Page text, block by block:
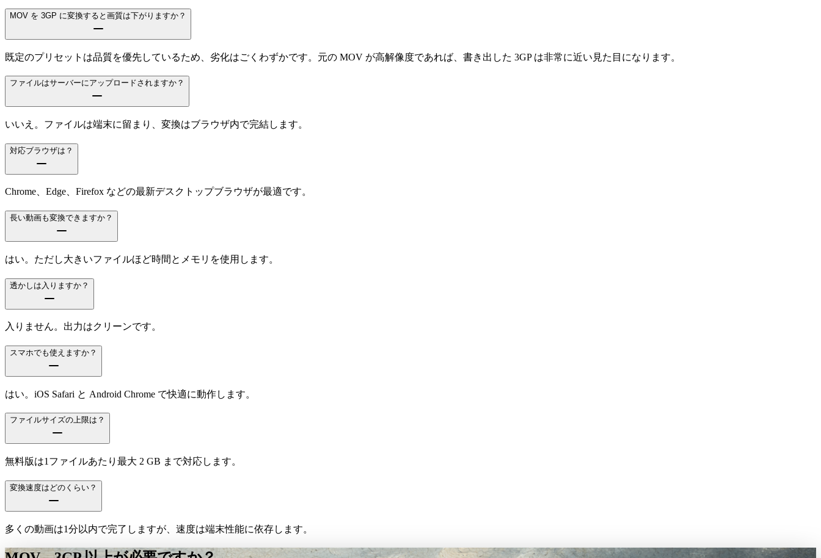
MOV を 3GP に変換すると画質は下がりますか？
既定のプリセットは品質を優先しているため、劣化はごくわずかです。元の MOV が高解像度であれば、書き出した 3GP は非常に近い見た目になります。
ファイルはサーバーにアップロードされますか？
いいえ。ファイルは端末に留まり、変換はブラウザ内で完結します。
対応ブラウザは？
Chrome、Edge、Firefox などの最新デスクトップブラウザが最適です。
長い動画も変換できますか？
はい。ただし大きいファイルほど時間とメモリを使用します。
透かしは入りますか？
入りません。出力はクリーンです。
スマホでも使えますか？
はい。iOS Safari と Android Chrome で快適に動作します。
ファイルサイズの上限は？
無料版は1ファイルあたり最大 2 GB まで対応します。
変換速度はどのくらい？
多くの動画は1分以内で完了しますが、速度は端末性能に依存します。